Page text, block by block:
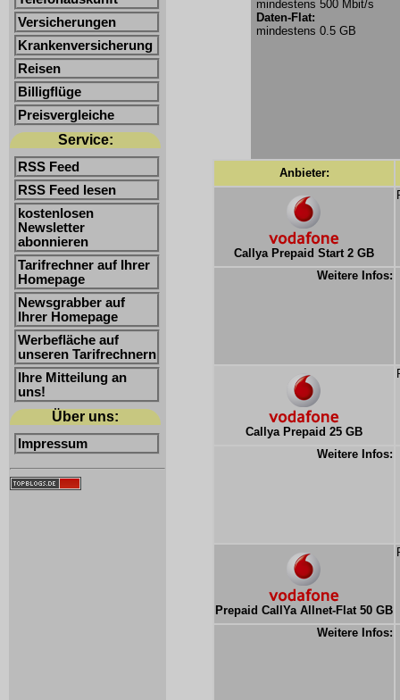
Versicherungen
Krankenversicherung
Reisen
Billigflüge
Preisvergleiche
Service:
RSS Feed
RSS Feed lesen
kostenlosen
Newsletter
abonnieren
Tarifrechner auf Ihrer
Homepage
Newsgrabber auf
Ihrer Homepage
Werbefläche auf
unseren Tarifrechnern
Ihre Mitteilung an
uns!
Über uns:
Impressum
mindestens 500 Mbit/s
Daten-Flat:
mindestens 0.5 GB
Anbieter:
Callya Prepaid Start 2 GB
Weitere Infos:
Callya Prepaid 25 GB
Weitere Infos:
Prepaid CallYa Allnet-Flat 50 GB
Weitere Infos: